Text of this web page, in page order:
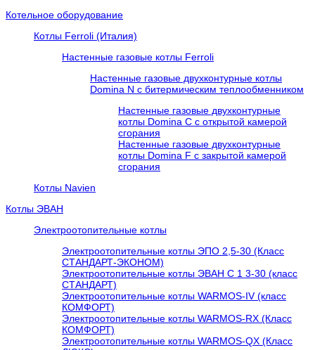
Котельное оборудование
Котлы Ferroli (Италия)
Настенные газовые котлы Ferroli
Настенные газовые двухконтурные котлы
Domina N с битермическим теплообменником
Настенные газовые двухконтурные
котлы Domina C с открытой камерой
сгорания
Настенные газовые двухконтурные
котлы Domina F с закрытой камерой
сгорания
Котлы Navien
Котлы ЭВАН
Электроотопительные котлы
Электроотопительные котлы ЭПО 2,5-30 (Класс
СТАНДАРТ-ЭКОНОМ)
Электроотопительные котлы ЭВАН С 1 3-30 (класс
СТАНДАРТ)
Электроотопительные котлы WARMOS-IV (класс
КОМФОРТ)
Электроотопительные котлы WARMOS-RX (Класс
КОМФОРТ)
Электроотопительные котлы WARMOS-QX (Класс